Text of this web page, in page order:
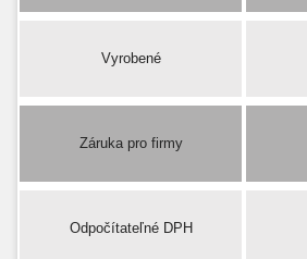
Vyrobené
Záruka pro firmy
Odpočítateľné DPH